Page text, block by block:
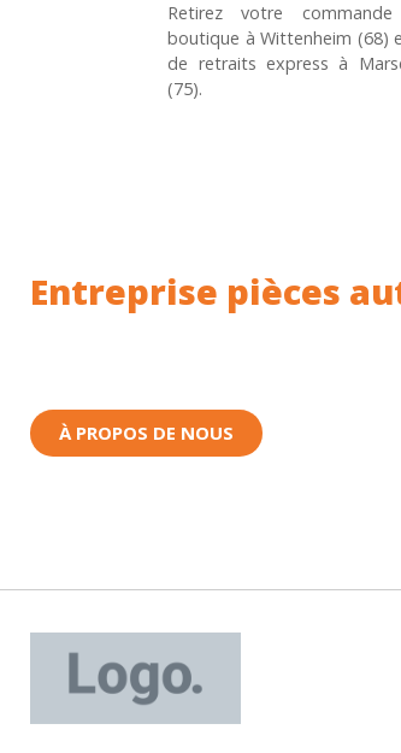
Retirez votre
boutique à Wittenheim (68)
de retraits express à
(75).
Entreprise pièces
À PROPOS DE NOUS